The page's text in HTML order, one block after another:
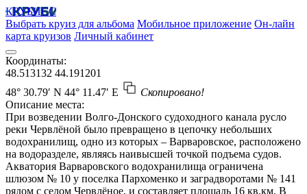
КРУБИСС
Выбрать круиз для альбома Мобильное приложение Он-лайн
карта круизов Личный кабинет
Координаты:
48.513132 44.191201
48° 30.79′ N 44° 11.47′ E
Скопировано!
Описание места:
При возведении Волго-Донского судоходного канала русло
реки Червлёной было превращено в цепочку небольших
водохранилищ, одно из которых – Варваровское, расположено
на водоразделе, являясь наивысшей точкой подъема судов.
Акватория Варваровского водохранилища ограничена
шлюзом № 10 у поселка Пархоменко и заградворотами № 141
рядом с селом Червлёное, и составляет площадь 16 кв.км. В